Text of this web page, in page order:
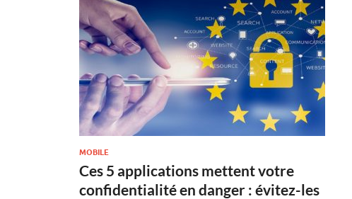
MOBILE
Ces 5 applications mettent votre
confidentialité en danger : évitez-les